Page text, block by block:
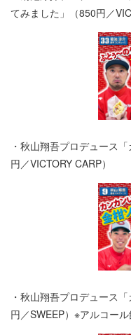
てみました」（850円／
・秋山翔吾プロデュース
円／VICTORY CARP）
・秋山翔吾プロデュース
円／SWEEP）※アルコー